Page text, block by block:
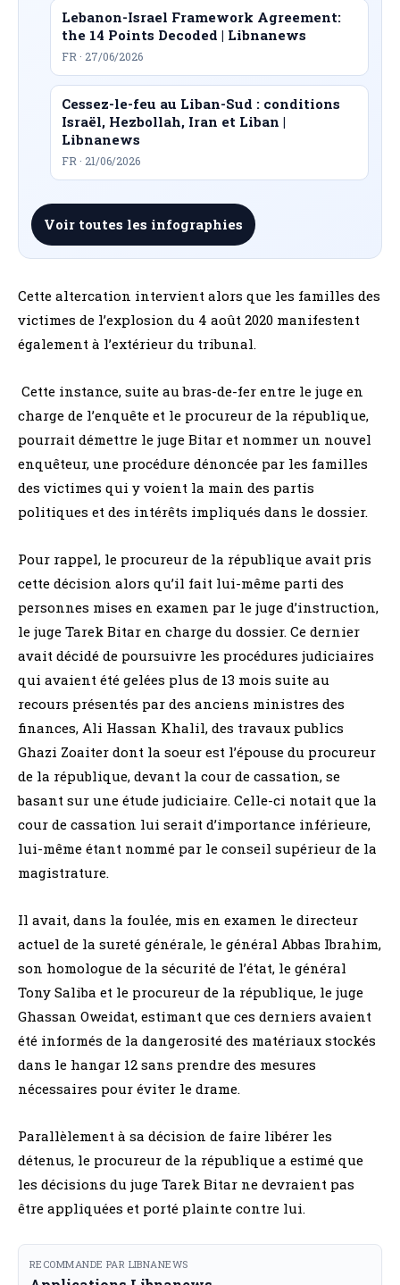
Lebanon-Israel Framework Agreement:
the 14 Points Decoded | Libnanews
FR · 27/06/2026
Cessez-le-feu au Liban-Sud : conditions
Israël, Hezbollah, Iran et Liban |
Libnanews
FR · 21/06/2026
Voir toutes les infographies
Cette altercation intervient alors que les familles des
victimes de l’explosion du 4 août 2020 manifestent
également à l’extérieur du tribunal.
Cette instance, suite au bras-de-fer entre le juge en
charge de l’enquête et le procureur de la république,
pourrait démettre le juge Bitar et nommer un nouvel
enquêteur, une procédure dénoncée par les familles
des victimes qui y voient la main des partis
politiques et des intérêts impliqués dans le dossier.
Pour rappel, le procureur de la république avait pris
cette décision alors qu’il fait lui-même parti des
personnes mises en examen par le juge d’instruction,
le juge Tarek Bitar en charge du dossier. Ce dernier
avait décidé de poursuivre les procédures judiciaires
qui avaient été gelées plus de 13 mois suite au
recours présentés par des anciens ministres des
finances, Ali Hassan Khalil, des travaux publics
Ghazi Zoaiter dont la soeur est l’épouse du procureur
de la république, devant la cour de cassation, se
basant sur une étude judiciaire. Celle-ci notait que la
cour de cassation lui serait d’importance inférieure,
lui-même étant nommé par le conseil supérieur de la
magistrature.
Il avait, dans la foulée, mis en examen le directeur
actuel de la sureté générale, le général Abbas Ibrahim,
son homologue de la sécurité de l’état, le général
Tony Saliba et le procureur de la république, le juge
Ghassan Oweidat, estimant que ces derniers avaient
été informés de la dangerosité des matériaux stockés
dans le hangar 12 sans prendre des mesures
nécessaires pour éviter le drame.
Parallèlement à sa décision de faire libérer les
détenus, le procureur de la république a estimé que
les décisions du juge Tarek Bitar ne devraient pas
être appliquées et porté plainte contre lui.
RECOMMANDE PAR LIBNANEWS